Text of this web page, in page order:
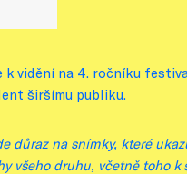
vidění na 4. ročníku
širšímu publiku.
důraz na snímky, které
všeho druhu, včetně toho k